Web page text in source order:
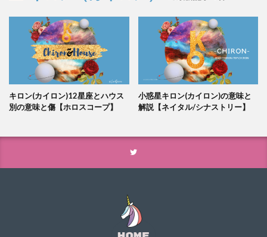
キロン(カイロン)12星座とハウス
別の意味と傷【ホロスコープ】
小惑星キロン(カイロン)の意味と
解説【ネイタル/シナストリー】